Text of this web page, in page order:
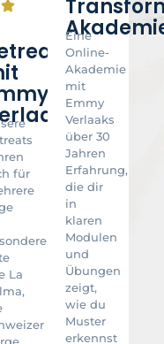
für
La
Eine
Online-
Akademie
mit
Emmy
Verlaaks
über 30
Jahren
Erfahrung,
die dir
in
klaren
Modulen
und
Übungen
zeigt,
wie du
Muster
erkennst